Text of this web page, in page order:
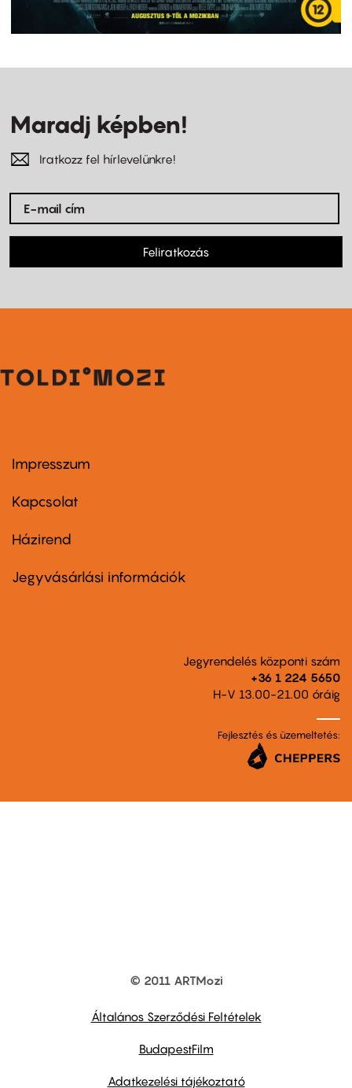
Maradj képben!
Iratkozz fel hírlevelünkre!
Feliratkozás
Footer
first
Impresszum
Kapcsolat
Footer
second
Házirend
Jegyvásárlási információk
Jegyrendelés központi szám
+36 1 224 5650
H-V 13.00-21.00 óráig
Fejlesztés és üzemeltetés:
© 2011 ARTMozi
Általános Szerződési Feltételek
BudapestFilm
Adatkezelési tájékoztató